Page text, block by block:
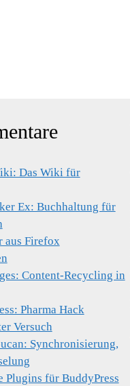
Das Wiki für
Ex: Buchhaltung für
aus Firefox
Content-Recycling in
Pharma Hack
Versuch
Synchronisierung,
Plugins für BuddyPress